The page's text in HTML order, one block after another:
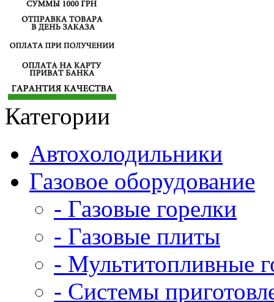
Категории
Автохолодильники
Газовое оборудование
- Газовые горелки
- Газовые плиты
- Мультитопливные
- Системы